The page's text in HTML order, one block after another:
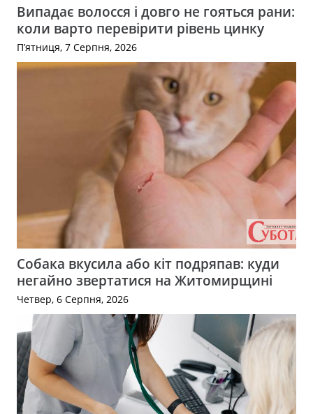
Випадає волосся і довго не гояться рани:
коли варто перевірити рівень цинку
П’ятниця, 7 Серпня, 2026
Собака вкусила або кіт подряпав: куди
негайно звертатися на Житомирщині
Четвер, 6 Серпня, 2026